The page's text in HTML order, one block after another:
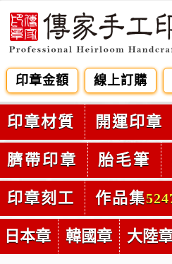
印章金額 線上訂購
印章材質 開運印章
臍帶印章 胎毛筆
印章刻工 作品集
日本章 韓國章 大陸